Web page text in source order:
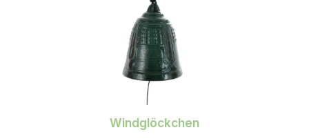
Windglöckchen